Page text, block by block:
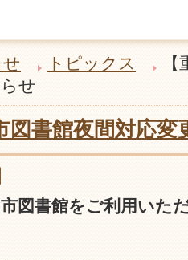
トピックス
せ
図書館夜間対応
図書館をご利用いた